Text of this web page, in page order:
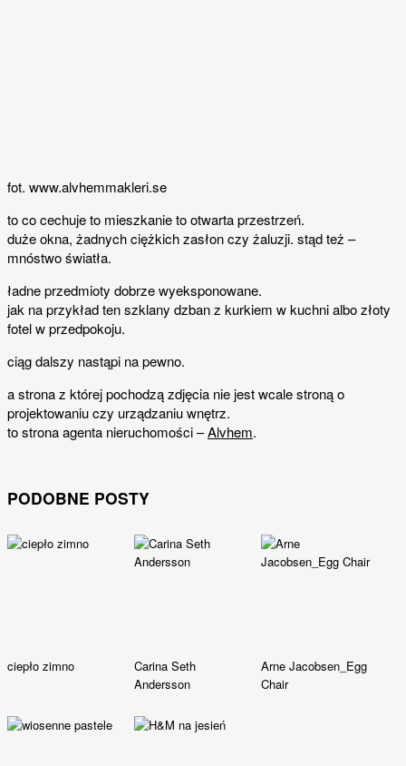
fot. www.alvhemmakleri.se
to co cechuje to mieszkanie to otwarta przestrzeń.
duże okna, żadnych ciężkich zasłon czy żaluzji. stąd też –
mnóstwo światła.
ładne przedmioty dobrze wyeksponowane.
jak na przykład ten szklany dzban z kurkiem w kuchni albo złoty
fotel w przedpokoju.
ciąg dalszy nastąpi na pewno.
a strona z której pochodzą zdjęcia nie jest wcale stroną o
projektowaniu czy urządzaniu wnętrz.
to strona agenta nieruchomości –Alvhem.
PODOBNE POSTY
ciepło zimno
Carina Seth
Andersson
Arne Jacobsen_Egg
Chair